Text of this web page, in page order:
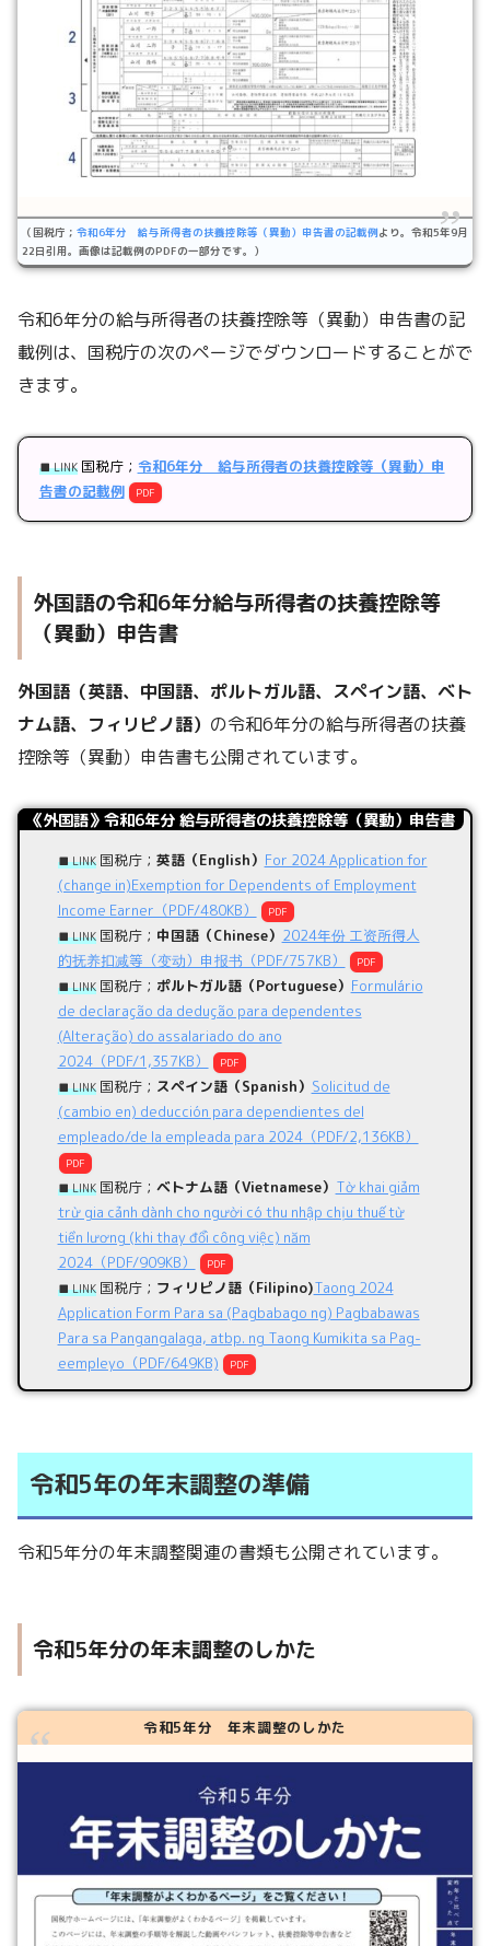
（国税庁； 令和6年分 給与所得者の扶養控除等（異動）申告書の記載例より。令和5年9月
22日引用。画像は記載例のPDFの一部分です。）
令和6年分の給与所得者の扶養控除等（異動）申告書の記
載例は、国税庁の次のページでダウンロードすることがで
きます。
■ LINK国税庁； 令和6年分 給与所得者の扶養控除等（異動）申
告書の記載例
PDF
外国語の令和6年分給与所得者の扶養控除等
（異動）申告書
外国語（英語、中国語、ポルトガル語、スペイン語、ベト
ナム語、フィリピノ語） の令和6年分の給与所得者の扶養
控除等（異動）申告書も公開されています。
《外国語》令和6年分 給与所得者の扶養控除等（異動）申告書
■ LINK国税庁； 英語（English） For 2024 Application for
(change in)Exemption for Dependents of Employment
Income Earner（PDF/480KB）
PDF
■ LINK国税庁； 中国語（Chinese） 2024年份 工资所得人
的抚养扣减等（变动）申报书（PDF/757KB）
PDF
■ LINK国税庁； ポルトガル語（Portuguese） Formulário
de declaração da dedução para dependentes
(Alteração) do assalariado do ano
2024（PDF/1,357KB）
PDF
■ LINK国税庁； スペイン語（Spanish） Solicitud de
(cambio en) deducción para dependientes del
empleado/de la empleada para 2024（PDF/2,136KB）
PDF
■ LINK国税庁； ベトナム語（Vietnamese） Tờ khai giảm
trừ gia cảnh dành cho người có thu nhập chịu thuế từ
tiền lương (khi thay đổi công việc) năm
2024（PDF/909KB）
PDF
■ LINK国税庁； フィリピノ語（Filipino)Taong 2024
Application Form Para sa (Pagbabago ng) Pagbabawas
Para sa Pangangalaga, atbp. ng Taong Kumikita sa Pag-
eempleyo（PDF/649KB)
PDF
令和5年の年末調整の準備
令和5年分の年末調整関連の書類も公開されています。
令和5年分の年末調整のしかた
令和5年分 年末調整のしかた